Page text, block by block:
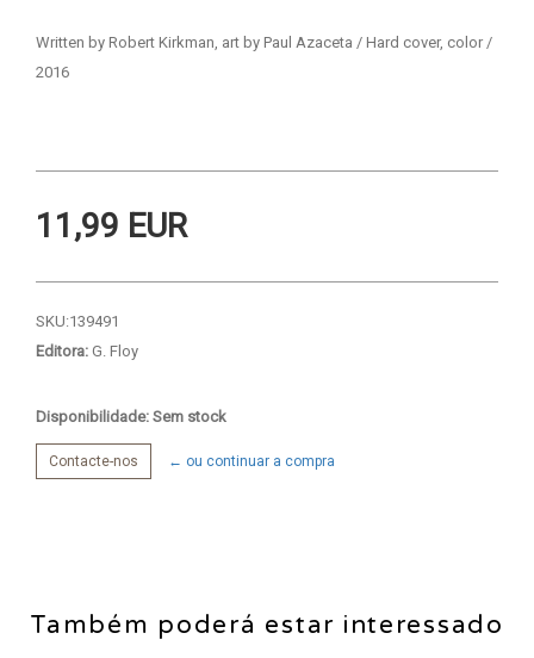
Written by Robert Kirkman, art by Paul Azaceta / Hard cover, color /
2016
11,99 EUR
SKU:139491
Editora: G. Floy
Disponibilidade: Sem stock
Contacte-nos ← ou continuar a compra
Também poderá estar interessado